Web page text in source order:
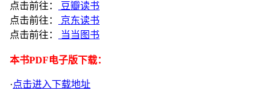
点击前往：
豆瓣读书
点击前往：
京东读书
点击前往：
当当图书
本书PDF电子版下载：
·点击进入下载地址